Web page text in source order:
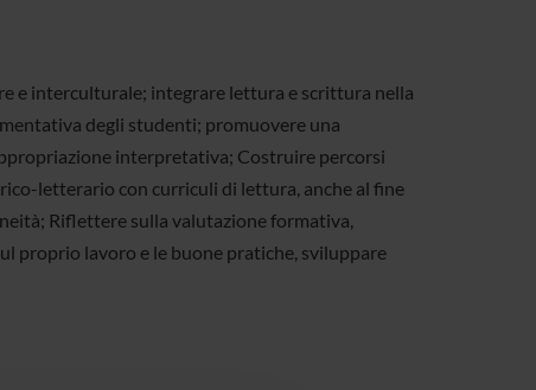
e interculturale; integrare lettura e scrittura nella
degli studenti; promuovere una
interpretativa; Costruire percorsi
letterario con curriculi di lettura, anche al fine
Riflettere sulla valutazione formativa,
proprio lavoro e le buone pratiche, sviluppare